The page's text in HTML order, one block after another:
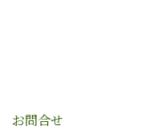
お問合せ